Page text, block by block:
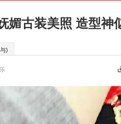
媚古装美照 造型神
)